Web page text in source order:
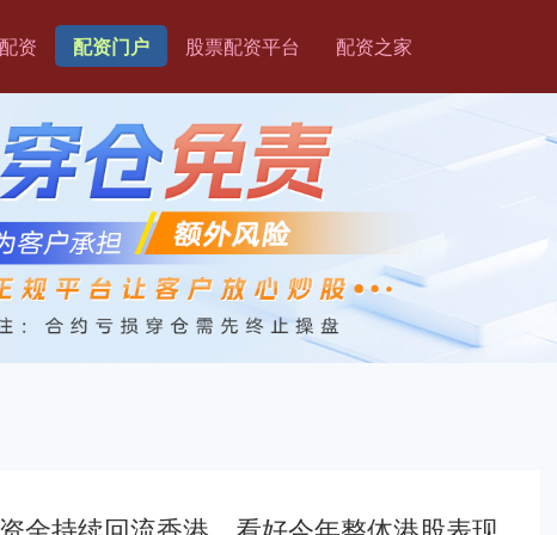
资 配资门户 股票配资平台 配资之家